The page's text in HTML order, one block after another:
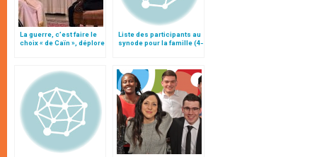
La guerre, c’est faire le
choix « de Caïn », déplore
Liste des participants au
synode pour la famille (4-
25 octobre)